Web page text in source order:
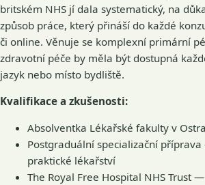
britském NHS jí dala systematický, na
způsob práce, který přináší do každé
či online. Věnuje se komplexní primární
zdravotní péče by měla být dostupná
jazyk nebo místo bydliště.
Kvalifikace a zkušenosti:
Absolventka Lékařské fakulty v
Postgraduální specializační
praktické lékařství
The Royal Free Hospital NHS Trust